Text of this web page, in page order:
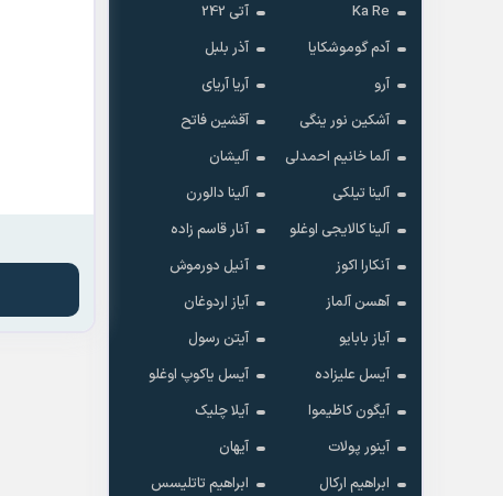
Ka Re
آتی 242
آدم گوموشکایا
آذر بلبل
آرو
آریا آریای
آشکین نور ینگی
آقشین فاتح
آلما خانیم احمدلی
آلیشان
آلینا تیلکی
آلینا دالورن
آلینا کالایجی اوغلو
آنار قاسم زاده
آنکارا اکوز
آنیل دورموش
آهسن آلماز
آیاز اردوغان
آیاز بابایو
آیتن رسول
آیسل علیزاده
آیسل یاکوپ اوغلو
آیگون کاظیموا
آیلا چلیک
آینور پولات
آیهان
ابراهیم ارکال
ابراهیم تاتلیسس